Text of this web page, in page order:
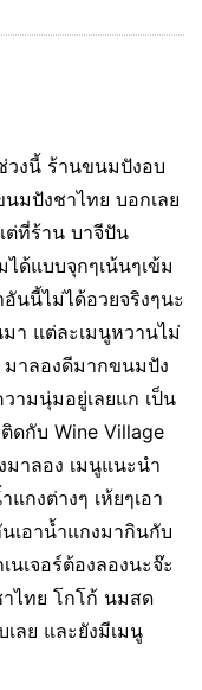
วงนี้ ร้านขนมปังอบ
มปังชาไทย บอกเลย
ต่ที่ร้าน บาจีปัน
ด้แบบจุกๆเน้นๆเข้ม
นนี้ไม่ได้อวยจริงๆนะ
า แต่ละเมนูหวานไม่
มาลองดีมากขนมปัง
ามนุ่มอยู่เลยแก เป็น
ดกับ Wine Village
มาลอง เมนูแนะนำ
กงต่างๆ เห้ยๆเอา
เอาน้ำแกงมากินกับ
เจอร์ต้องลองนะจ๊ะ
ไทย โกโก้ นมสด
ลย และยังมีเมนู